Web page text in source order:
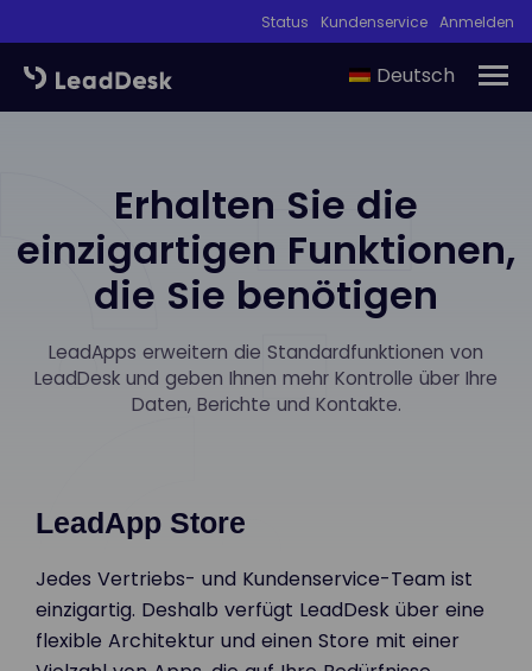
Status Kundenservice Anmelden
Deutsch
Erhalten Sie die
einzigartigen Funktionen,
die Sie benötigen
LeadApps erweitern die Standardfunktionen von
LeadDesk und geben Ihnen mehr Kontrolle über Ihre
Daten, Berichte und Kontakte.
LeadApp Store
Jedes Vertriebs- und Kundenservice-Team ist
einzigartig. Deshalb verfügt LeadDesk über eine
flexible Architektur und einen Store mit einer